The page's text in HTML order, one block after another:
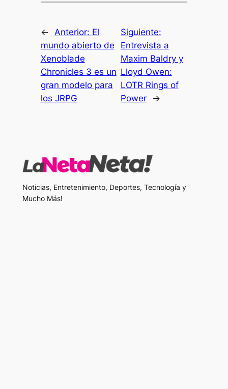
← Anterior: El
mundo abierto de
Xenoblade
Chronicles 3 es un
gran modelo para
los JRPG
Siguiente:
Entrevista a
Maxim Baldry y
Lloyd Owen:
LOTR Rings of
Power
→
Noticias, Entretenimiento, Deportes, Tecnología y
Mucho Más!